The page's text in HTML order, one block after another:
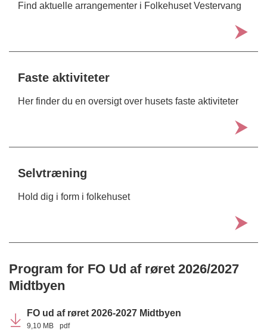
Find aktuelle arrangementer i Folkehuset Vestervang
Faste aktiviteter
Her finder du en oversigt over husets faste aktiviteter
Selvtræning
Hold dig i form i folkehuset
Program for FO Ud af røret 2026/2027
Midtbyen
FO ud af røret 2026-2027 Midtbyen
9,10 MB pdf